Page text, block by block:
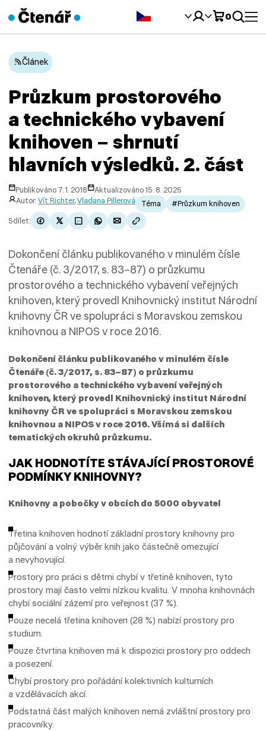
0
Článek
Průzkum prostorového
a technického vybavení
knihoven – shrnutí
hlavních výsledků. 2. část
Publikováno 7. 1. 2018
Aktualizováno 15. 8. 2025
Autor:Vít Richter,Vladana Pillerová Téma
#Průzkum knihoven
Sdílet:
Dokončení článku publikovaného v minulém čísle
Čtenáře (č. 3/2017, s. 83–87) o průzkumu
prostorového a technického vybavení veřejných
knihoven, který provedl Knihovnický institut Národní
knihovny ČR ve spolupráci s Moravskou zemskou
knihovnou a NIPOS v roce 2016.
Dokončení článku publikovaného v minulém čísle
Čtenáře (č. 3/2017, s. 83–87) o průzkumu
prostorového a technického vybavení veřejných
knihoven, který provedl Knihovnický institut Národní
knihovny ČR ve spolupráci s Moravskou zemskou
knihovnou a NIPOS v roce 2016. Všímá si dalších
tematických okruhů průzkumu.
JAK HODNOTÍTE STÁVAJÍCÍ PROSTOROVÉ
PODMÍNKY KNIHOVNY?
Knihovny a pobočky v obcích do 5000 obyvatel
Třetina knihoven hodnotí základní prostory knihovny pro
půjčování a volný výběr knih jako částečně omezující
a nevyhovující.
Prostory pro práci s dětmi chybí v třetině knihoven, tyto
prostory mají často velmi nízkou kvalitu. V mnoha knihovnách
chybí sociální zázemí pro veřejnost (37 %).
Pouze necelá třetina knihoven (28 %) nabízí prostory pro
studium.
Pouze čtvrtina knihoven má k dispozici prostory pro oddech
a posezení.
Chybí prostory pro pořádání kolektivních kulturních
a vzdělávacích akcí.
Podstatná část malých knihoven nemá zvláštní prostory pro
pracovníky.